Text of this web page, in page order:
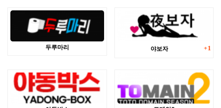
두루마리 야보자 댓글
1